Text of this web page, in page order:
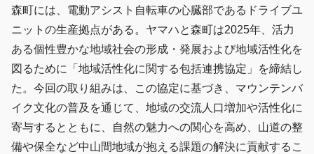
森町には、電動アシスト自転車の心臓部であるドライブユ
ニットの生産拠点がある。ヤマハと森町は2025年、活力
ある個性豊かな地域社会の形成・発展および地域活性化を
図るために「地域活性化に関する包括連携協定」を締結し
た。今回の取り組みは、この協定に基づき、マウンテンバ
イク文化の普及を通じて、地域の交流人口増加や活性化に
寄与するとともに、自然の魅力への関心を高め、山道の整
備や保全など中山間地域が抱える課題の解決に貢献するこ